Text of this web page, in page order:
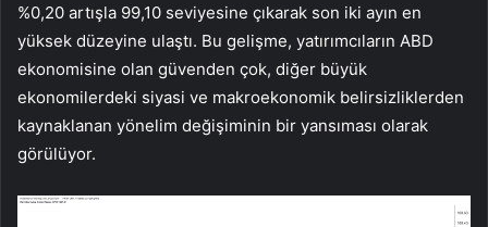
%0,20 artışla 99,10 seviyesine çıkarak son iki ayın en
yüksek düzeyine ulaştı. Bu gelişme, yatırımcıların ABD
ekonomisine olan güvenden çok, diğer büyük
ekonomilerdeki siyasi ve makroekonomik belirsizliklerden
kaynaklanan yönelim değişiminin bir yansıması olarak
görülüyor.